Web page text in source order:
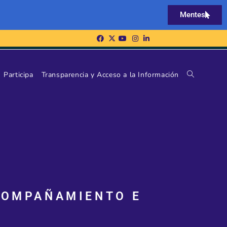
Mentes
Participa Transparencia y Acceso a la Información
E